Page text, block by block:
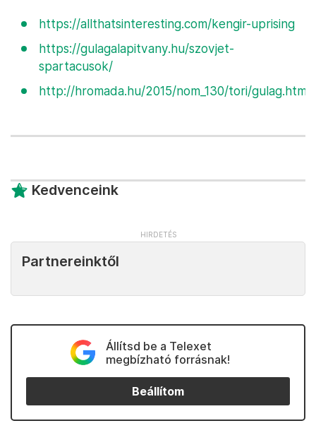
https://allthatsinteresting.com/kengir-uprising
https://gulagalapitvany.hu/szovjet-
spartacusok/
http://hromada.hu/2015/nom_130/tori/gulag.html
Kedvenceink
Partnereinktől
Állítsd be a Telexet
megbízható forrásnak!
Beállítom